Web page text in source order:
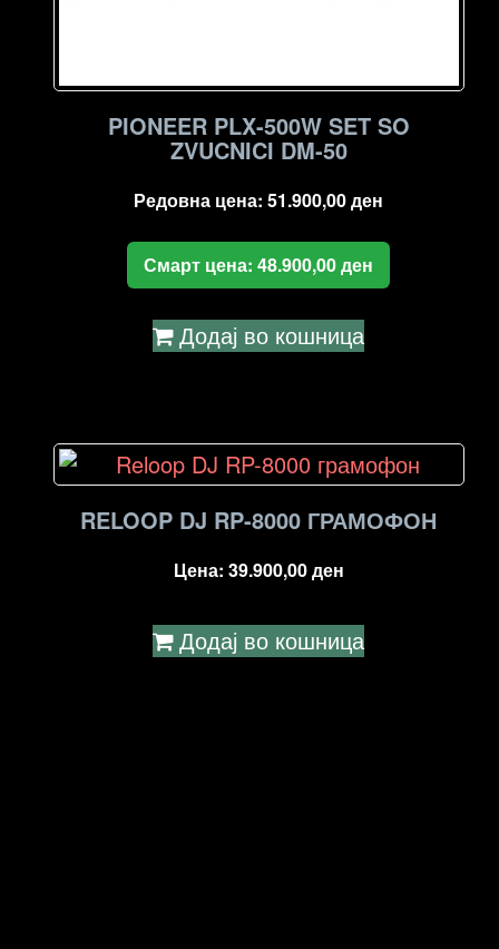
PIONEER PLX-500W SET SO
ZVUCNICI DM-50
Редовна цена:51.900,00ден
Смарт цена:48.900,00ден
Додај во кошница
RELOOP DJ RP-8000 ГРАМОФОН
Цена: 39.900,00ден
Додај во кошница